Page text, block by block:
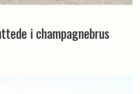
i champagnebrus